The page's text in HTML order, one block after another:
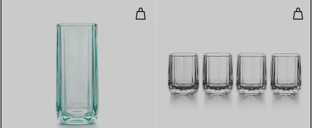
Grand verre en cristal Tiffany